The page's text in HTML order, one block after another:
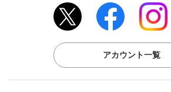
アカウント一覧